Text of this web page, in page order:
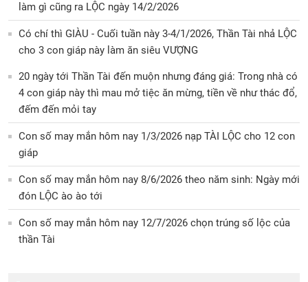
làm gì cũng ra LỘC ngày 14/2/2026
Có chí thì GIÀU - Cuối tuần này 3-4/1/2026, Thần Tài nhả LỘC
cho 3 con giáp này làm ăn siêu VƯỢNG
20 ngày tới Thần Tài đến muộn nhưng đáng giá: Trong nhà có
4 con giáp này thì mau mở tiệc ăn mừng, tiền về như thác đổ,
đếm đến mỏi tay
Con số may mắn hôm nay 1/3/2026 nạp TÀI LỘC cho 12 con
giáp
Con số may mắn hôm nay 8/6/2026 theo năm sinh: Ngày mới
đón LỘC ào ào tới
Con số may mắn hôm nay 12/7/2026 chọn trúng số lộc của
thần Tài